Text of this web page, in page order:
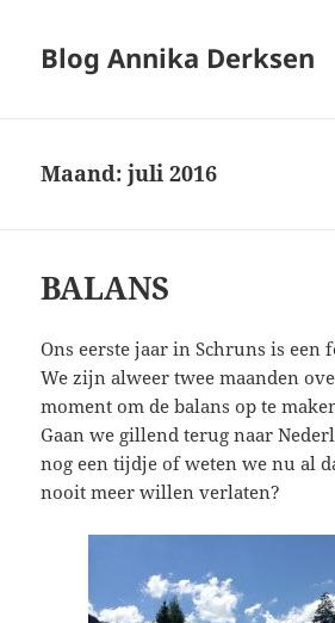
Blog Annika Derksen
Maand:juli 2016
BALANS
Ons eerste jaar in Schruns is een
We zijn alweer twee maanden
moment om de balans op te
Gaan we gillend terug naar
nog een tijdje of weten we nu al
nooit meer willen verlaten?